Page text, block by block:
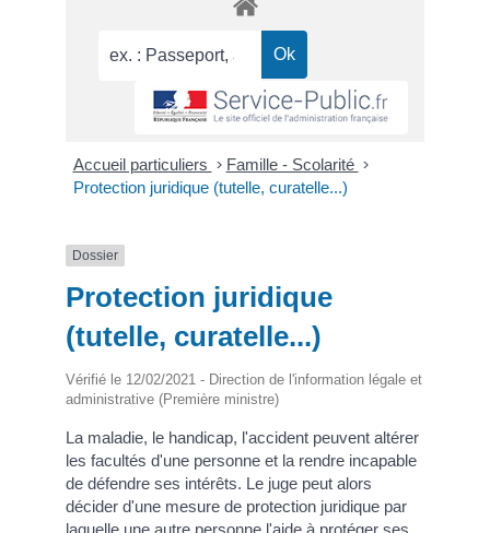
Accueil particuliers > Famille - Scolarité >
Protection juridique (tutelle, curatelle...)
Dossier
Protection juridique
(tutelle, curatelle...)
Vérifié le 12/02/2021 - Direction de l'information légale et
administrative (Première ministre)
La maladie, le handicap, l'accident peuvent altérer
les facultés d'une personne et la rendre incapable
de défendre ses intérêts. Le juge peut alors
décider d'une mesure de protection juridique par